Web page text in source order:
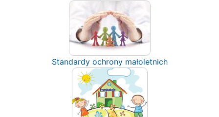
Standardy ochrony małoletnich